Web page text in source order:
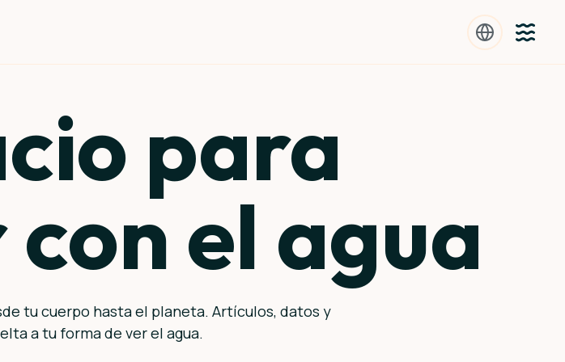
para
el agua
tu cuerpo hasta el planeta. Artículos, datos y
a tu forma de ver el agua.